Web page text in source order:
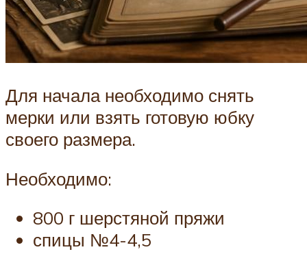
Для начала необходимо снять
мерки или взять готовую юбку
своего размера.
Необходимо:
800 г шерстяной пряжи
спицы №4-4,5